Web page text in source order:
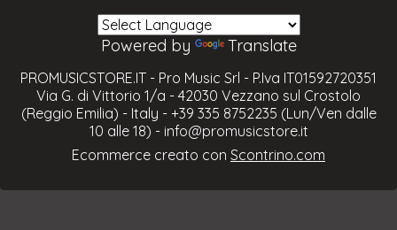
Powered by Translate
PROMUSICSTORE.IT - Pro Music Srl - P.Iva IT01592720351
Via G. di Vittorio 1/a - 42030 Vezzano sul Crostolo
(Reggio Emilia) - Italy - +39 335 8752235 (Lun/Ven dalle
10 alle 18) - info@promusicstore.it
Ecommerce creato con Scontrino.com